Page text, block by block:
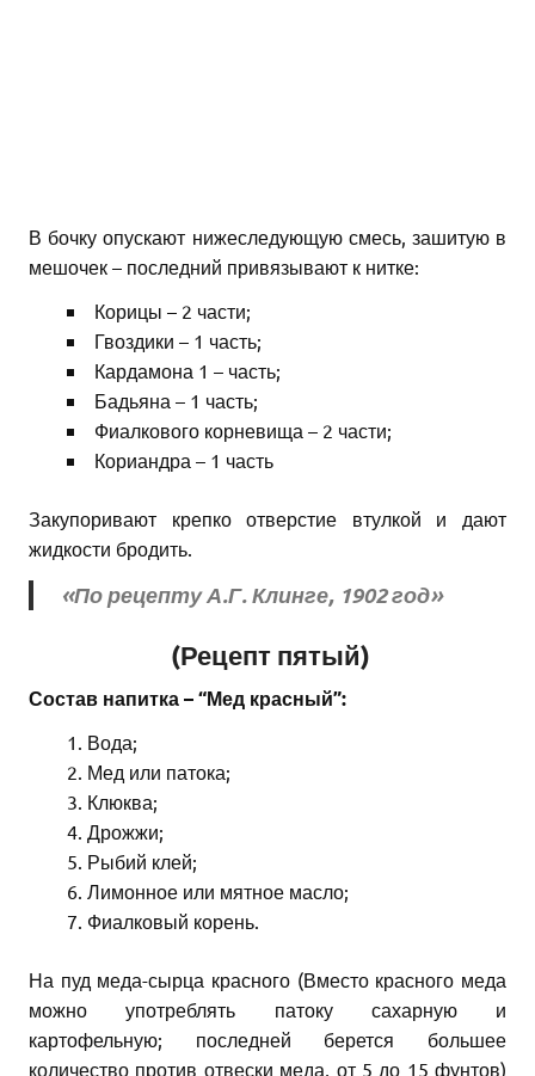
В бочку опускают нижеследующую смесь, зашитую в
мешочек – последний привязывают к нитке:
Корицы – 2 части;
Гвоздики – 1 часть;
Кардамона 1 – часть;
Бадьяна – 1 часть;
Фиалкового корневища – 2 части;
Кориандра – 1 часть
Закупоривают крепко отверстие втулкой и дают
жидкости бродить.
«По рецепту А.Г. Клинге, 1902 год»
(Рецепт пятый)
Состав напитка – “Мед красный”:
Вода;
Мед или патока;
Клюква;
Дрожжи;
Рыбий клей;
Лимонное или мятное масло;
Фиалковый корень.
На пуд меда-сырца красного (Вместо красного меда
можно употреблять патоку сахарную и
картофельную; последней берется большее
количество против отвески меда, от 5 до 15 фунтов)